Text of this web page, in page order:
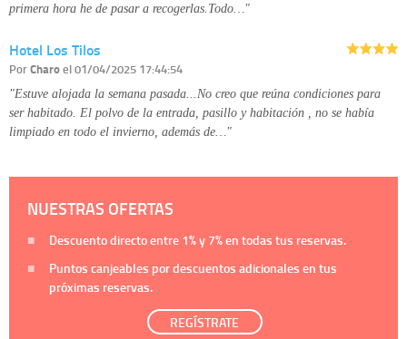
primera hora he de pasar a recogerlas.Todo…"
Hotel Los Tilos
PorCharoel 01/04/2025 17:44:54
"Estuve alojada la semana pasada...No creo que reúna condiciones para
ser habitado. El polvo de la entrada, pasillo y habitación , no se había
limpiado en todo el invierno, además de…"
NUESTRAS OFERTAS
Descuento directo entre 1%y 7%en todas tus reservas.
Puntos canjeables por descuentos adicionales en tus
próximas reservas.
REGÍSTRATE